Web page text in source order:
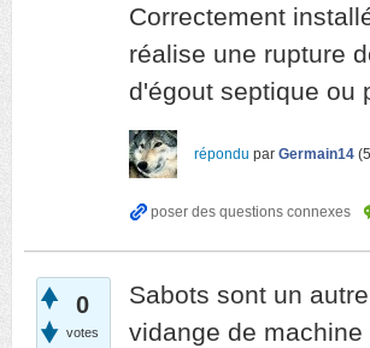
Correctement
réalise une rupture
d'égout septique ou
répondu par Germain14 (
0
votes
Sabots sont un
vidange de